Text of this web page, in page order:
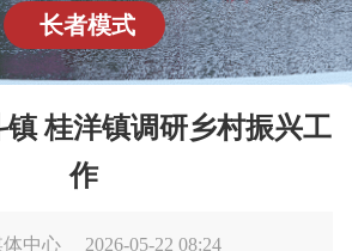
长者模式
镇 桂洋镇调研乡村振兴工
作
中心 2026-05-22 08:24